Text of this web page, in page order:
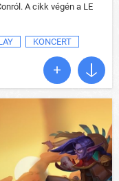
A cikk végén a LE
KONCERT